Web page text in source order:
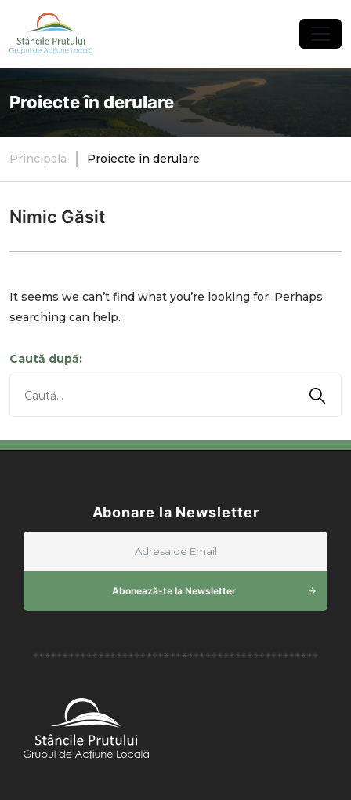
×
Proiecte în derulare
Principala Proiecte în derulare
Nimic Găsit
It seems we can’t find what you’re looking for. Perhaps
searching can help.
Caută după:
Abonare la Newsletter
Abonează-te la Newsletter